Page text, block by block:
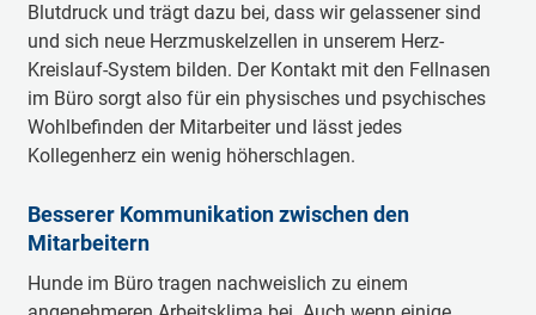
Blutdruck und trägt dazu bei, dass wir gelassener sind
und sich neue Herzmuskelzellen in unserem Herz-
Kreislauf-System bilden. Der Kontakt mit den Fellnasen
im Büro sorgt also für ein physisches und psychisches
Wohlbefinden der Mitarbeiter und lässt jedes
Kollegenherz ein wenig höherschlagen.
Besserer Kommunikation zwischen den
Mitarbeitern
Hunde im Büro tragen nachweislich zu einem